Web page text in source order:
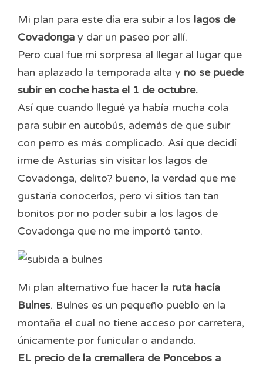
Mi plan para este día era subir a los lagos de
Covadonga y dar un paseo por allí.
Pero cual fue mi sorpresa al llegar al lugar que
han aplazado la temporada alta y no se puede
subir en coche hasta el 1 de octubre.
Así que cuando llegué ya había mucha cola
para subir en autobús, además de que subir
con perro es más complicado. Así que decidí
irme de Asturias sin visitar los lagos de
Covadonga, delito? bueno, la verdad que me
gustaría conocerlos, pero vi sitios tan tan
bonitos por no poder subir a los lagos de
Covadonga que no me importó tanto.
Mi plan alternativo fue hacer la ruta hacía
Bulnes. Bulnes es un pequeño pueblo en la
montaña el cual no tiene acceso por carretera,
únicamente por funicular o andando.
EL precio de la cremallera de Poncebos a